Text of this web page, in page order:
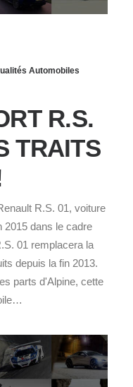
Automobiles
R.S.
TRAITS
R.S. 01, voiture
2015 dans le cadre
01 remplacera la
depuis la fin 2013.
parts d'Alpine, cette